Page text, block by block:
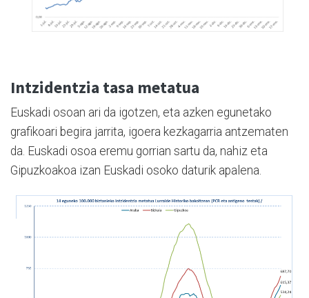
Intzidentzia tasa metatua
Euskadi osoan ari da igotzen, eta azken egunetako
grafikoari begira jarrita, igoera kezkagarria antzematen
da. Euskadi osoa eremu gorrian sartu da, nahiz eta
Gipuzkoakoa izan Euskadi osoko daturik apalena.